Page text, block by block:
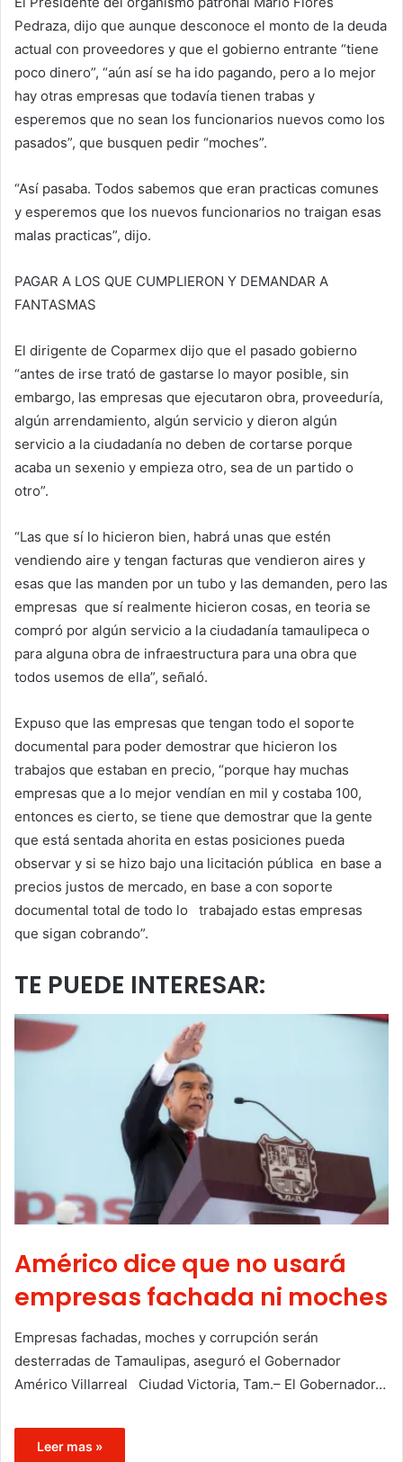
Pedraza, dijo que aunque desconoce el monto de la deuda
actual con proveedores y que el gobierno entrante “tiene
poco dinero”, “aún así se ha ido pagando, pero a lo mejor
hay otras empresas que todavía tienen trabas y
esperemos que no sean los funcionarios nuevos como los
pasados”, que busquen pedir “moches”.
“Así pasaba. Todos sabemos que eran practicas comunes
y esperemos que los nuevos funcionarios no traigan esas
malas practicas”, dijo.
PAGAR A LOS QUE CUMPLIERON Y DEMANDAR A
FANTASMAS
El dirigente de Coparmex dijo que el pasado gobierno
“antes de irse trató de gastarse lo mayor posible, sin
embargo, las empresas que ejecutaron obra, proveeduría,
algún arrendamiento, algún servicio y dieron algún
servicio a la ciudadanía no deben de cortarse porque
acaba un sexenio y empieza otro, sea de un partido o
otro”.
“Las que sí lo hicieron bien, habrá unas que estén
vendiendo aire y tengan facturas que vendieron aires y
esas que las manden por un tubo y las demanden, pero las
empresas que sí realmente hicieron cosas, en teoria se
compró por algún servicio a la ciudadanía tamaulipeca o
para alguna obra de infraestructura para una obra que
todos usemos de ella”, señaló.
Expuso que las empresas que tengan todo el soporte
documental para poder demostrar que hicieron los
trabajos que estaban en precio, “porque hay muchas
empresas que a lo mejor vendían en mil y costaba 100,
entonces es cierto, se tiene que demostrar que la gente
que está sentada ahorita en estas posiciones pueda
observar y si se hizo bajo una licitación pública en base a
precios justos de mercado, en base a con soporte
documental total de todo lo trabajado estas empresas
que sigan cobrando”.
TE PUEDE INTERESAR:
Américo dice que no usará
empresas fachada ni moches
Empresas fachadas, moches y corrupción serán
desterradas de Tamaulipas, aseguró el Gobernador
Américo Villarreal Ciudad Victoria, Tam.– El Gobernador…
Leer mas »